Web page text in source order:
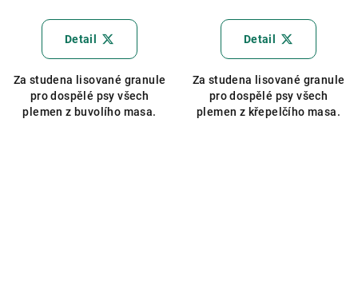
hodnocení
produktu
z
5
hvězdiček.
Detail
Za studena lisované granule
pro dospělé psy všech
plemen z buvolího masa.
Detail
Za studena lisované granule
pro dospělé psy všech
plemen z křepelčího masa.